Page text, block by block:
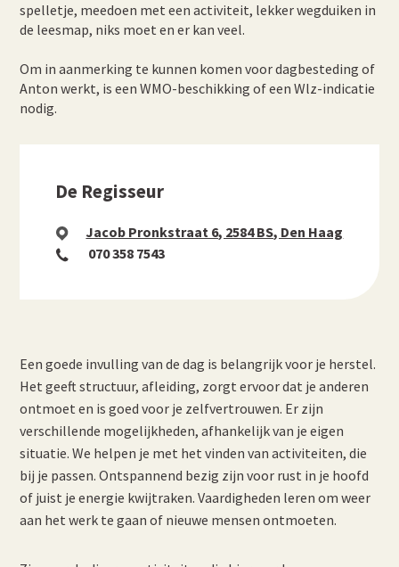
spelletje, meedoen met een activiteit, lekker wegduiken in
de leesmap, niks moet en er kan veel.
Om in aanmerking te kunnen komen voor dagbesteding of
Anton werkt, is een WMO-beschikking of een Wlz-indicatie
nodig.
De Regisseur
Jacob Pronkstraat 6, 2584 BS, Den Haag
070 358 7543
Een goede invulling van de dag is belangrijk voor je herstel.
Het geeft structuur, afleiding, zorgt ervoor dat je anderen
ontmoet en is goed voor je zelfvertrouwen. Er zijn
verschillende mogelijkheden, afhankelijk van je eigen
situatie. We helpen je met het vinden van activiteiten, die
bij je passen. Ontspannend bezig zijn voor rust in je hoofd
of juist je energie kwijtraken. Vaardigheden leren om weer
aan het werk te gaan of nieuwe mensen ontmoeten.